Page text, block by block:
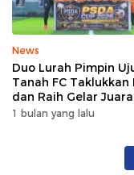
News
Duo Lurah Pimpin
Tanah FC Taklukkan
dan Raih Gelar Juara
1 bulan yang lalu